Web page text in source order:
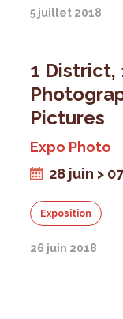
5 juillet 2018
1 District,
Pictures
Expo Photo
28 juin >
Exposition
26 juin 2018